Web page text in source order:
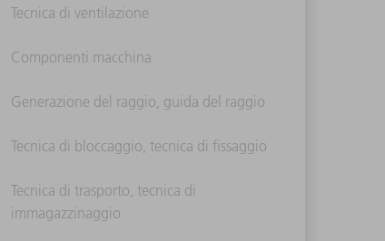
Tecnica di ventilazione
Componenti macchina
Generazione del raggio, guida del raggio
Tecnica di bloccaggio, tecnica di fissaggio
Tecnica di trasporto, tecnica di
immagazzinaggio